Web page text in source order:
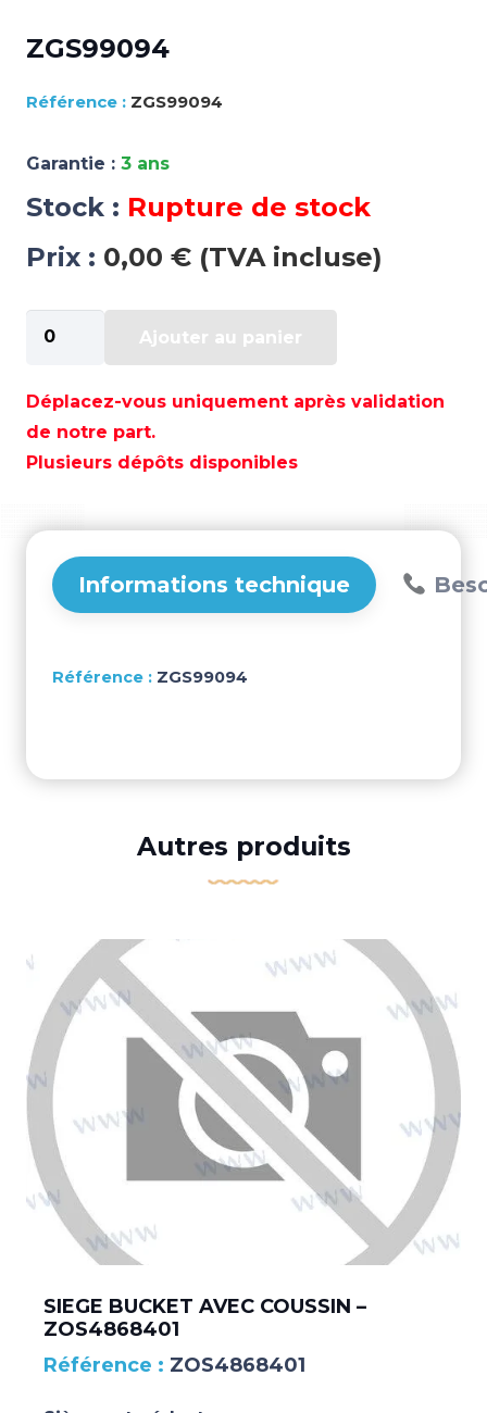
ZGS99094
ZGS99094
Garantie : 3 ans
Stock : Rupture de stock
Prix : 0,00 € (TVA incluse)
de
Ajouter au panier
Déplacez-vous uniquement après validation
de notre part.
Plusieurs dépôts disponibles
Informations technique
ZGS99094
Autres produits
SIEGE BUCKET AVEC COUSSIN –
ZOS4868401
ZOS4868401